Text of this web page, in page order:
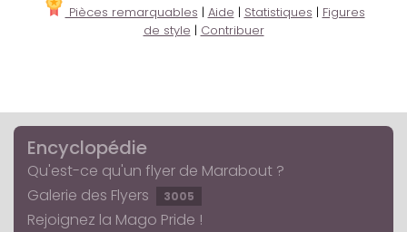
Pièces remarquables | Aide | Statistiques | Figures
de style | Contribuer
Encyclopédie
Qu'est-ce qu'un flyer de Marabout ?
Galerie des Flyers
3005
Rejoignez la Mago Pride !